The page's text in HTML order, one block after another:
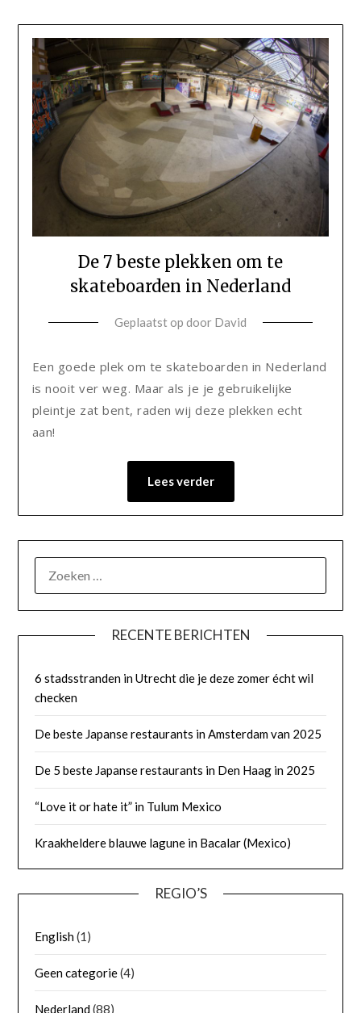
De 7 beste plekken om te
skateboarden in Nederland
Geplaatst op door David
Een goede plek om te skateboarden in Nederland
is nooit ver weg. Maar als je je gebruikelijke
pleintje zat bent, raden wij deze plekken echt
aan!
Lees verder
RECENTE BERICHTEN
6 stadsstranden in Utrecht die je deze zomer écht wil
checken
De beste Japanse restaurants in Amsterdam van 2025
De 5 beste Japanse restaurants in Den Haag in 2025
“Love it or hate it” in Tulum Mexico
Kraakheldere blauwe lagune in Bacalar (Mexico)
REGIO’S
English(1)
Geen categorie(4)
Nederland(88)